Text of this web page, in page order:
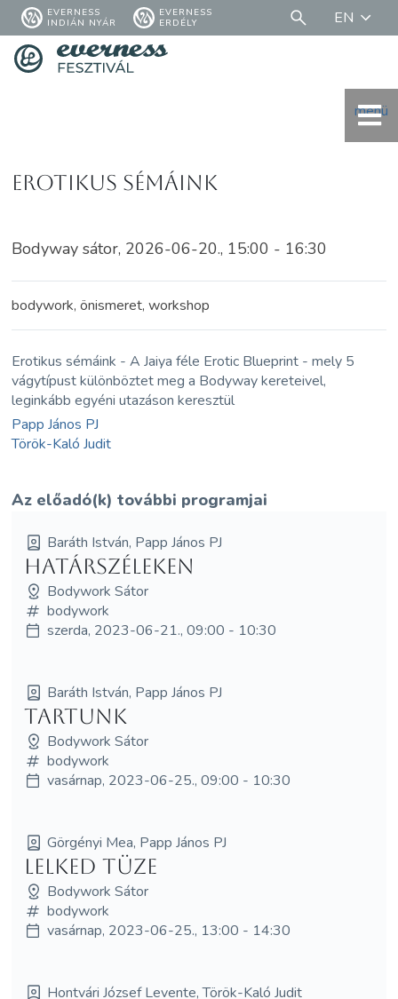
EVERNESS
INDIÁN NYÁR
EVERNESS
ERDÉLY
EN
menü
Erotikus sémáink
Bodyway sátor, 2026-06-20., 15:00 - 16:30
bodywork, önismeret, workshop
Erotikus sémáink - A Jaiya féle Erotic Blueprint - mely 5
vágytípust különböztet meg a Bodyway kereteivel,
leginkább egyéni utazáson keresztül
Papp János PJ
Török-Kaló Judit
Az előadó(k) további programjai
Baráth István, Papp János PJ
Határszéleken
Bodywork Sátor
bodywork
szerda, 2023-06-21., 09:00 - 10:30
Baráth István, Papp János PJ
Tartunk
Bodywork Sátor
bodywork
vasárnap, 2023-06-25., 09:00 - 10:30
Görgényi Mea, Papp János PJ
Lelked tüze
Bodywork Sátor
bodywork
vasárnap, 2023-06-25., 13:00 - 14:30
Hontvári József Levente, Török-Kaló Judit